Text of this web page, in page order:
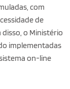
com
de
o Ministério
implementadas
on-line